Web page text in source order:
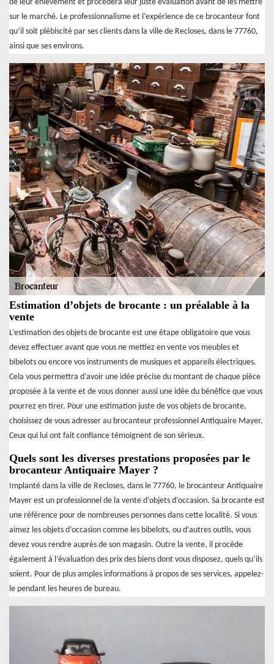
de leur enlèvement et procédera leur juste évaluation avant de les mettre
sur le marché. Le professionnalisme et l’expérience de ce brocanteur font
qu’il soit plébiscité par ses clients dans la ville de Recloses, dans le 77760,
ainsi que ses environs.
Estimation d’objets de brocante : un préalable à la
vente
L’estimation des objets de brocante est une étape obligatoire que vous
devez effectuer avant que vous ne mettiez en vente vos meubles et
bibelots ou encore vos instruments de musiques et appareils électriques.
Cela vous permettra d’avoir une idée précise du montant de chaque pièce
proposée à la vente et de vous donner aussi une idée du bénéfice que vous
pourrez en tirer. Pour une estimation juste de vos objets de brocante,
choisissez de vous adresser au brocanteur professionnel Antiquaire Mayer.
Ceux qui lui ont fait confiance témoignent de son sérieux.
Quels sont les diverses prestations proposées par le
brocanteur Antiquaire Mayer ?
Implanté dans la ville de Recloses, dans le 77760, le brocanteur Antiquaire
Mayer est un professionnel de la vente d’objets d’occasion. Sa brocante est
une référence pour de nombreuses personnes dans cette localité. Si vous
aimez les objets d’occasion comme les bibelots, ou d’autres outils, vous
devez vous rendre auprès de son magasin. Outre la vente, il procède
également à l’évaluation des prix des biens dont vous disposez, quels qu’ils
soient. Pour de plus amples informations à propos de ses services, appelez-
le pendant les heures de bureau.